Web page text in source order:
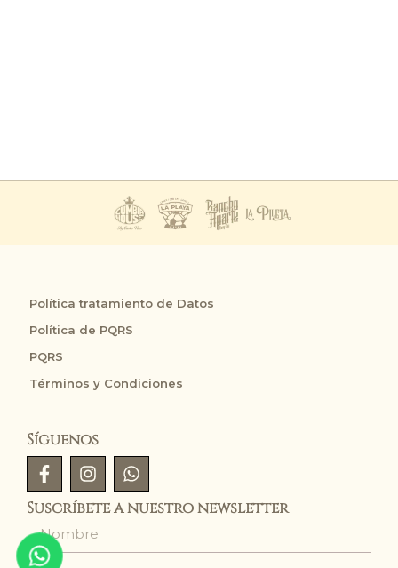
Política tratamiento de Datos
Política de PQRS
PQRS
Términos y Condiciones
Síguenos
Suscríbete a nuestro newsletter